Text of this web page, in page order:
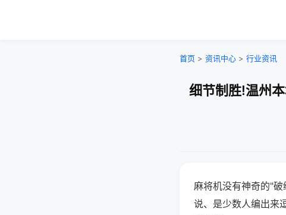
首页 > 资讯中心 > 行业资讯
细节制胜!温州
麻将机没有神奇的"
说、是少数人编出来